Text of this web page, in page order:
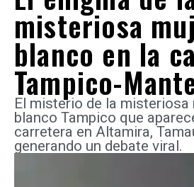
misteriosa
blanco en la
Tampico-
El misterio de la misteriosa
blanco Tampico que
carretera en Altamira,
generando un debate viral.